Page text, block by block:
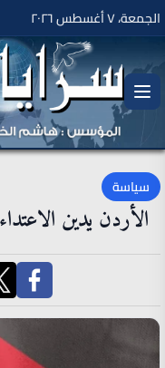
الجمعة، ٧ أغسطس ٢٠٢٦
سياسة
الأردن يدين